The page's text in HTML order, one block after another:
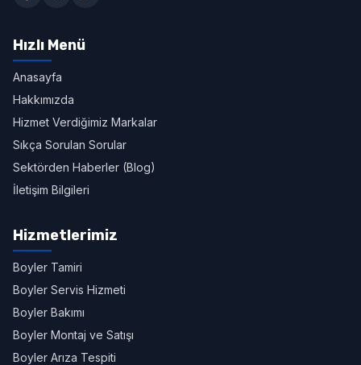
Hızlı Menü
Anasayfa
Hakkımızda
Hizmet Verdiğimiz Markalar
Sıkça Sorulan Sorular
Sektörden Haberler (Blog)
İletişim Bilgileri
Hizmetlerimiz
Boyler Tamiri
Boyler Servis Hizmeti
Boyler Bakımı
Boyler Montaj ve Satışı
Boyler Arıza Tespiti